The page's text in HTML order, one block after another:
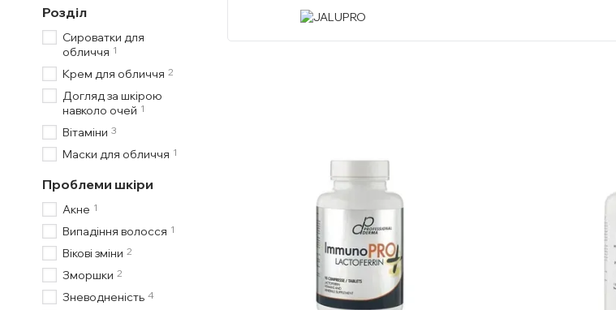
Розділ
Сироватки для
обличчя 1
Крем для обличчя 2
Догляд за шкірою
навколо очей 1
Вітаміни 3
Маски для обличчя 1
Проблеми шкіри
Акне 1
Випадіння волосся 1
Вікові зміни 2
Зморшки 2
Зневодненість 4